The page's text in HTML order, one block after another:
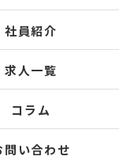
社員紹介
求人一覧
コラム
問い合わせ